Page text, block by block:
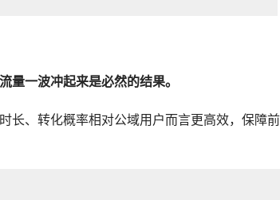
量一波冲起来是必然的结果。
长、转化概率相对公域用户而言更高效，保障